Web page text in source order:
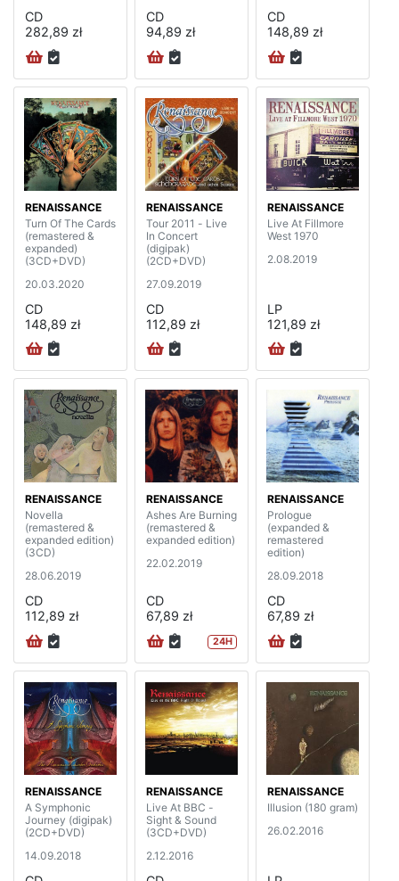
CD
282,89 zł
CD
94,89 zł
CD
148,89 zł
RENAISSANCE
Turn Of The Cards
(remastered &
expanded)
(3CD+DVD)
20.03.2020
CD
148,89 zł
RENAISSANCE
Tour 2011 - Live
In Concert
(digipak)
(2CD+DVD)
27.09.2019
CD
112,89 zł
RENAISSANCE
Live At Fillmore
West 1970
2.08.2019
LP
121,89 zł
RENAISSANCE
Novella
(remastered &
expanded edition)
(3CD)
28.06.2019
CD
112,89 zł
RENAISSANCE
Ashes Are Burning
(remastered &
expanded edition)
22.02.2019
CD
67,89 zł
24H
RENAISSANCE
Prologue
(expanded &
remastered
edition)
28.09.2018
CD
67,89 zł
RENAISSANCE
A Symphonic
Journey (digipak)
(2CD+DVD)
14.09.2018
RENAISSANCE
Live At BBC -
Sight & Sound
(3CD+DVD)
2.12.2016
RENAISSANCE
Illusion (180 gram)
26.02.2016